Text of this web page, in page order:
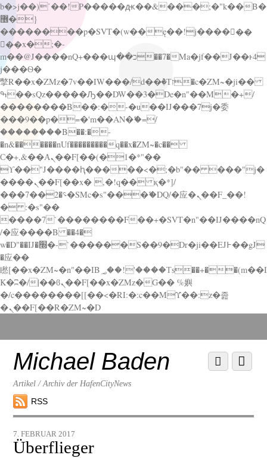
b�>j��)΄��!P�����ԫ��&���;�"k��B�
޶�}
��������p�SVT�(w��ę��!j������
��x�;�-
m��@J����nQ+���պ��כ��7�Ma�jf��J��ͱ4
j���Ѳ�
撆R��x�ZMz�7v��IW���/d��ٞ�Тז�c�ZM~�ji��
ߒ��sQz�����Ԡ��DW��3�De�n"��M�+/
��������B��:�-�u��IJ���7j�委
���9��p�=�'m��AN�ޭ�=/
��������B��:�-
�n&������nUf���������q��x�ZM~�c��
Ϲ�+,&��Ὰܢ��F[��(�1�*"��
ϒ��"J����ԧ�����<�;�b"�� ���"j�
����ܢ��F[��x� ,�!q�� қ�*]/
���؝�2��7�SMc�s"���ޭ�DQ/�应�ܢ��F_��!
� :�s"��
����7`��������F��+�SVT�n"��IJ����nQ
/�应����B ��4�
w�D"��IJ�׭�-`������S��9�Dr�ji��EJ߅��gJ
�应��
矁[��x�ZM~�n"��IB؃��!'����Тѕ��+��(m��I
K�ʭ�/|��ϐܢ��F[��x�ZMz�G�� %嬩
�/c��������[[��<�RI:�:c��MΎ��:z�졾
�ܢ��F[��R�ZM~�D
down
contentMichael Baden
Artikel / Archiv der HafenCityNews
RSS
Menu
Scroll
down
7. FEBRUAR 2017
Überflieger